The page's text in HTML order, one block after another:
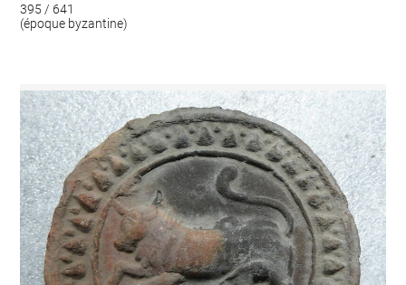
395 / 641
(époque byzantine)